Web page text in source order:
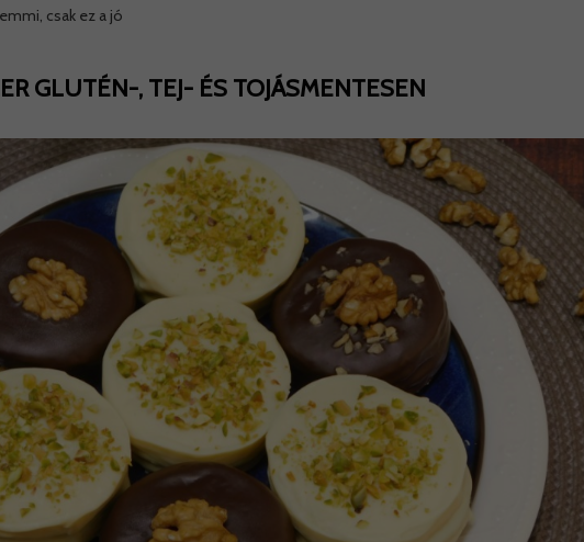
csak ez a jó
GLUTÉN-, TEJ- ÉS TOJÁSMENTESEN